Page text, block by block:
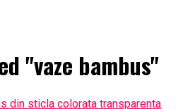
"vaze bambus"